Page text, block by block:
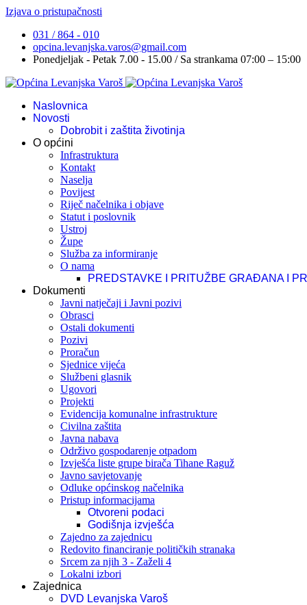
Izjava o pristupačnosti
031 / 864 - 010
opcina.levanjska.varos@gmail.com
Ponedjeljak - Petak 7.00 - 15.00 / Sa strankama 07:00 – 15:00
Naslovnica
Novosti
Dobrobit i zaštita životinja
O općini
Infrastruktura
Kontakt
Naselja
Povijest
Riječ načelnika i objave
Statut i poslovnik
Ustroj
Župe
Služba za informiranje
O nama
PREDSTAVKE I PRITUŽBE GRAĐANA I
Dokumenti
Javni natječaji i Javni pozivi
Obrasci
Ostali dokumenti
Pozivi
Proračun
Sjednice vijeća
Službeni glasnik
Ugovori
Projekti
Evidencija komunalne infrastrukture
Civilna zaštita
Javna nabava
Održivo gospodarenje otpadom
Izvješća liste grupe birača Tihane Raguž
Javno savjetovanje
Odluke općinskog načelnika
Pristup informacijama
Otvoreni podaci
Godišnja izvješća
Zajedno za zajednicu
Redovito financiranje političkih stranaka
Srcem za njih 3 - Zaželi 4
Lokalni izbori
Zajednica
DVD Levanjska Varoš